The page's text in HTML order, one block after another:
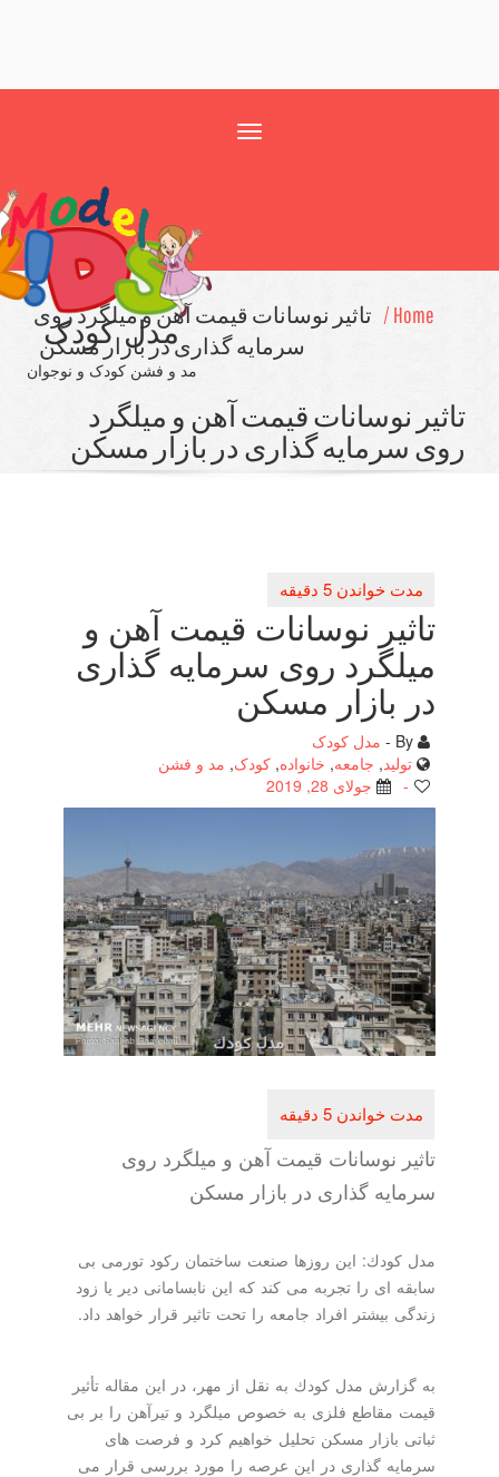
مدل کودک
مد و فشن کودک و نوجوان
تاثیر نوسانات قیمت آهن و میلگرد روی
سرمایه گذاری در بازار مسكن
نوسانات قیمت آهن و میلگرد
سرمایه گذاری در بازار مسكن
تاثیر نوسانات قیمت آهن و
میلگرد روی سرمایه گذاری
در بازار مسكن
مدل کودک
جامعه,خانواده, کودک,مد و فشن
جولای 28, 2019
تاثیر نوسانات قیمت آهن و میلگرد روی
سرمایه گذاری در بازار مسكن
مدل كودك: این روزها صنعت ساختمان ركود تورمی بی
سابقه ای را تجربه می كند كه این نابسامانی دیر یا زود
زندگی بیشتر افراد جامعه را تحت تاثیر قرار خواهد داد.
به گزارش مدل كودك به نقل از مهر، در این مقاله تأثیر
قیمت مقاطع فلزی به خصوص میلگرد و تیرآهن را بر بی
ثباتی بازار مسكن تحلیل خواهیم كرد و فرصت های
سرمایه گذاری در این عرصه را مورد بررسی قرار می